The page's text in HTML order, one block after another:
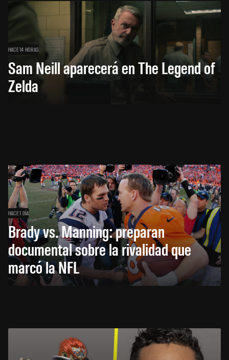
HACE 14 HORAS
Sam Neill aparecerá en The Legend of
Zelda
HACE 1 DÍA
Brady vs. Manning: preparan
documental sobre la rivalidad que
marcó la NFL